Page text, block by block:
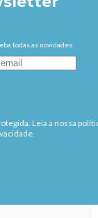
todas as novidades.
Leia a nossa